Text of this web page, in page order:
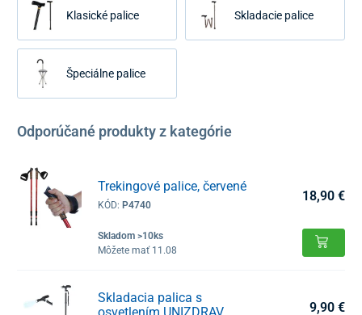
hmotnosti. Klasické palice sa vyznačujú jednoduchou a priamou
konštrukciou, ktorá je zameraná na spoľahlivý prenos tlaku z
dlane na podklad.
Klasické palice Skladacie palice
Špeciálne palice
Odporúčané produkty z kategórie
Trekingové palice, červené
KÓD: P4740
Skladom >10ks
Môžete mať 11.08
18,90 €
Skladacia palica s
9,90 €